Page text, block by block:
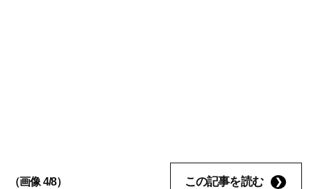
（画像 4/8） この記事を読む